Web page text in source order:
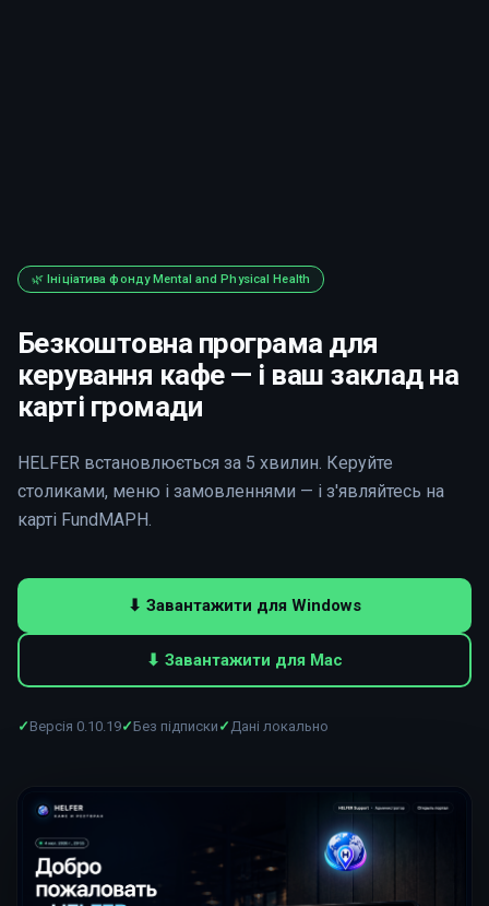
🌿 Ініціатива фонду Mental and Physical Health
Безкоштовна програма для
керування кафе — і ваш заклад на
карті громади
HELFER встановлюється за 5 хвилин. Керуйте
столиками, меню і замовленнями — і з'являйтесь на
карті FundMAPH.
⬇ Завантажити для Windows
⬇ Завантажити для Mac
✓ Версія 0.10.19✓Без підписки ✓ Дані локально